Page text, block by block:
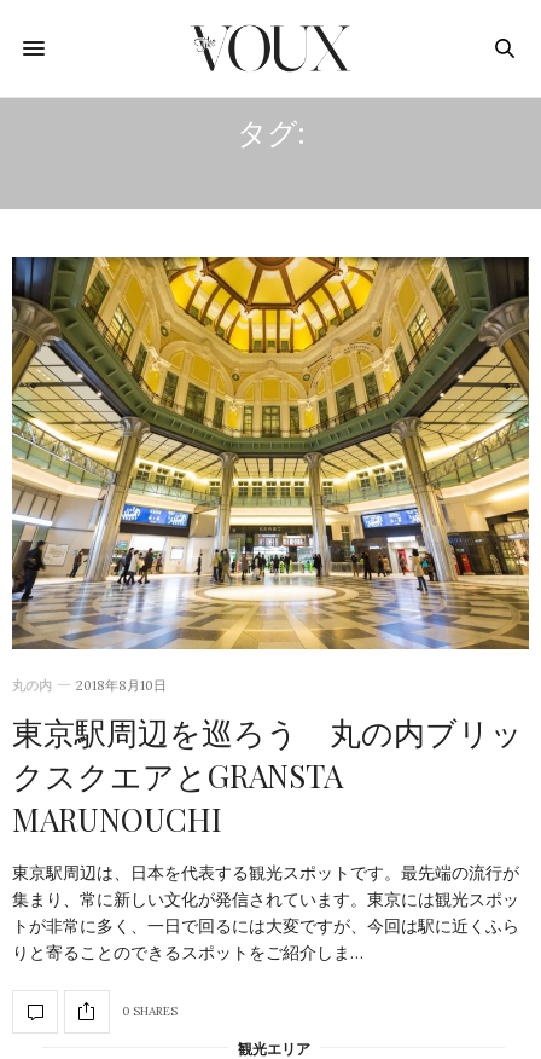
タグ:
丸の内 2018年8月10日
東京駅周辺を巡ろう 丸の内ブリッ
クスクエアとGRANSTA
MARUNOUCHI
東京駅周辺は、日本を代表する観光スポットです。最先端の流行が
集まり、常に新しい文化が発信されています。東京には観光スポッ
トが非常に多く、一日で回るには大変ですが、今回は駅に近くふら
りと寄ることのできるスポットをご紹介しま…
0 SHARES
観光エリア